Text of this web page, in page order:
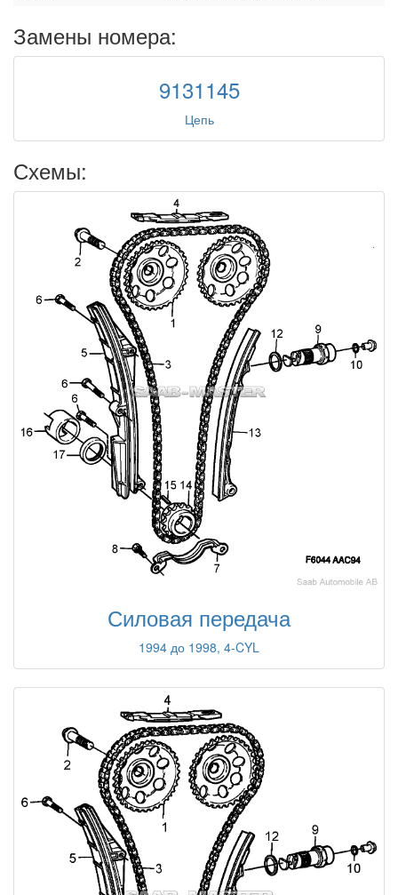
Замены номера:
9131145
Цепь
Схемы:
Силовая передача
1994 до 1998, 4-CYL